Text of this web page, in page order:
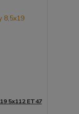
5x112 ET47